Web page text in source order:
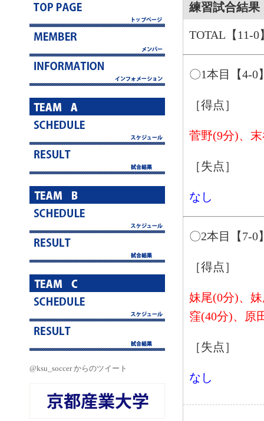
@ksu_soccer からのツイート
練習試合結
TOTAL【11-0
〇1本目【4-0
［得点］
菅野(9分)、
［失点］
なし
〇2本目【7-0
［得点］
妹尾(0分)、
窪(40分)、原
［失点］
なし